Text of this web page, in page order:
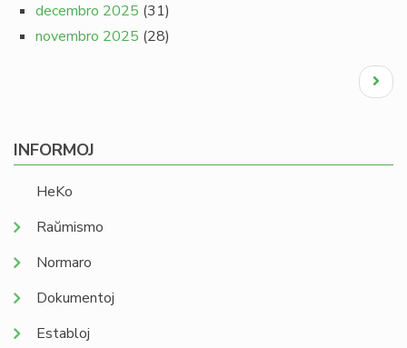
decembro 2025 (31)
novembro 2025 (28)
Next
page
INFORMOJ
HeKo
Raŭmismo
Normaro
Dokumentoj
Establoj